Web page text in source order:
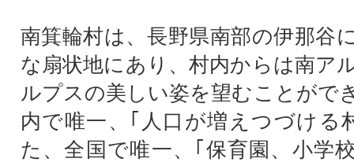
南箕輪村は、長野県南部の伊那谷
な扇状地にあり、村内からは南ア
ルプスの美しい姿を望むことがで
内で唯一、｢人口が増えつづける
た、全国で唯一、｢保育園、小学